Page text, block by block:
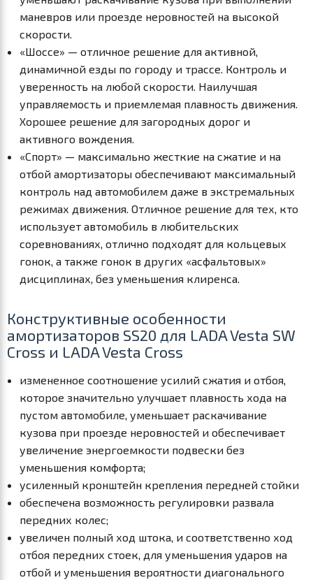
маневров или проезде неровностей на высокой
скорости.
«Шоссе» — отличное решение для активной,
динамичной езды по городу и трассе. Контроль и
уверенность на любой скорости. Наилучшая
управляемость и приемлемая плавность движения.
Хорошее решение для загородных дорог и
активного вождения.
«Спорт» — максимально жесткие на сжатие и на
отбой амортизаторы обеспечивают максимальный
контроль над автомобилем даже в экстремальных
режимах движения. Отличное решение для тех, кто
использует автомобиль в любительских
соревнованиях, отлично подходят для кольцевых
гонок, а также гонок в других «асфальтовых»
дисциплинах, без уменьшения клиренса.
Конструктивные особенности
амортизаторов SS20 для LADA Vesta SW
Cross и LADA Vesta Cross
измененное соотношение усилий сжатия и отбоя,
которое значительно улучшает плавность хода на
пустом автомобиле, уменьшает раскачивание
кузова при проезде неровностей и обеспечивает
увеличение энергоемкости подвески без
уменьшения комфорта;
усиленный кронштейн крепления передней стойки
обеспечена возможность регулировки развала
передних колес;
увеличен полный ход штока, и соответственно ход
отбоя передних стоек, для уменьшения ударов на
отбой и уменьшения вероятности диагонального